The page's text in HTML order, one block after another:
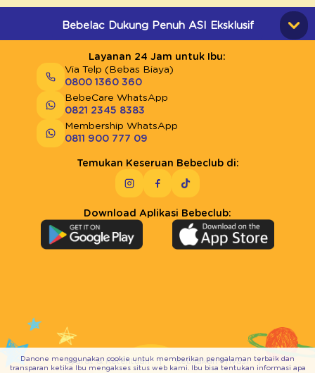
Bebelac Dukung Penuh ASI Eksklusif
Layanan 24 Jam untuk Ibu:
Via Telp (Bebas Biaya)
0800 1360 360
BebeCare WhatsApp
0821 2345 8383
Membership WhatsApp
0811 900 777 09
Temukan Keseruan Bebeclub di:
Download Aplikasi Bebeclub:
Syarat & Ketentuan Kebijakan Privasi
Danone menggunakan cookie untuk memberikan pengalaman terbaik dan
transparan ketika Ibu mengakses situs web kami. Ibu bisa tentukan informasi apa